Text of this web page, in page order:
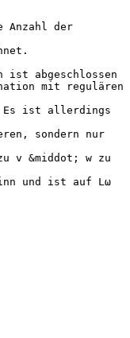
der
ist abgeschlossen
mit regulären
Es ist allerdings
sondern nur
v &middot; w zu
und ist auf Lω